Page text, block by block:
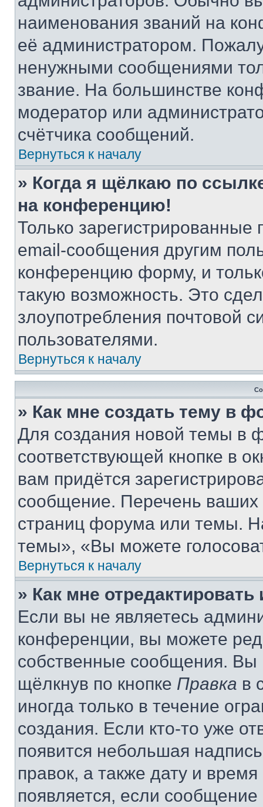
наименования званий на
её администратором.
ненужными сообщениями
звание. На большинстве
модератор или
счётчика сообщений.
Вернуться к началу
» Когда я щёлкаю по
на конференцию!
Только зарегистрированные
email-сообщения другим
конференцию форму, и
такую возможность. Это
злоупотребления почтовой
пользователями.
Вернуться к началу
» Как мне создать тему в
Для создания новой темы в
соответствующей кнопке в
вам придётся
сообщение. Перечень ваших
страниц форума или темы.
темы», «Вы можете
Вернуться к началу
» Как мне
Если вы не являетесь
конференции, вы можете
собственные сообщения. Вы
щёлкнув по кнопке Правка в
иногда только в течение
создания. Если кто-то уже
появится небольшая
правок, а также дату и
появляется, если